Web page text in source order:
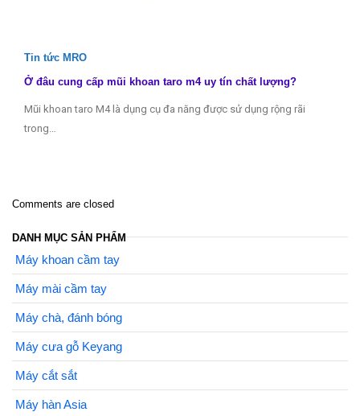
Tin tức MRO
Ở đâu cung cấp mũi khoan taro m4 uy tín chất lượng?
Mũi khoan taro M4 là dụng cụ đa năng được sử dụng rộng rãi
trong…
Comments are closed
DANH MỤC SẢN PHẨM
Máy khoan cầm tay
Máy mài cầm tay
Máy chà, đánh bóng
Máy cưa gỗ Keyang
Máy cắt sắt
Máy hàn Asia